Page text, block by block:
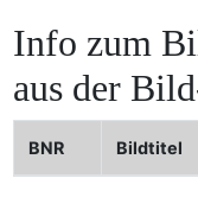
Info zum
aus der
BNR Bildtitel